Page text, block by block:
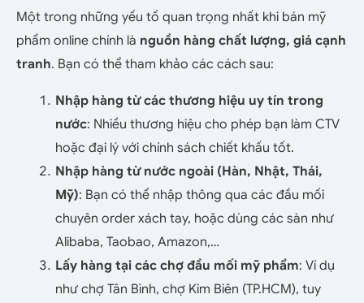
Một trong những yếu tố quan trọng nhất khi bán mỹ
phẩm online chính là nguồn hàng chất lượng, giá cạnh
tranh. Bạn có thể tham khảo các cách sau:
Nhập hàng từ các thương hiệu uy tín trong
nước: Nhiều thương hiệu cho phép bạn làm CTV
hoặc đại lý với chính sách chiết khấu tốt.
Nhập hàng từ nước ngoài (Hàn, Nhật, Thái,
Mỹ): Bạn có thể nhập thông qua các đầu mối
chuyên order xách tay, hoặc dùng các sàn như
Alibaba, Taobao, Amazon,…
Lấy hàng tại các chợ đầu mối mỹ phẩm: Ví dụ
như chợ Tân Bình, chợ Kim Biên (TP.HCM), tuy